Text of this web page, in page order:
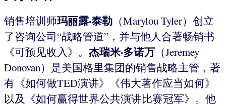
销售培训师玛丽露·泰勒 （Marylou Tyler）创立
了咨询公司“战略管道”，并与他人合著畅销书
《可预见收入》。 杰瑞米·多诺万 （Jeremey
Donovan）是美国格里集团的销售战略主管，著
有《如何做TED演讲》《伟大著作应当如何》
以及《如何赢得世界公共演讲比赛冠军》。他